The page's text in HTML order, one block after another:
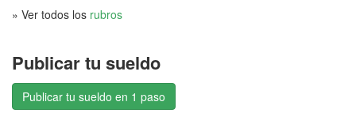
» Ver todos los rubros
Publicar tu sueldo
Publicar tu sueldo en 1 paso